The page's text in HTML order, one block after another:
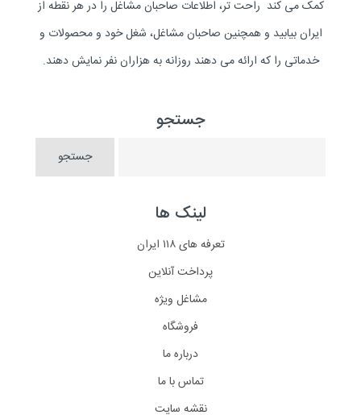
کمک می کند راحت تر، اطلاعات صاحبان مشاغل را در هر نقطه از
ایران بیابید و همچنین صاحبان مشاغل، شغل خود و محصولات و
خدماتی را که ارائه می دهند روزانه به هزاران نفر نمایش دهند.
جستجو
لینک ها
تعرفه های ۱۱۸ ایران
پرداخت آنلاین
مشاغل ویژه
فروشگاه
درباره ما
تماس با ما
نقشه سایت